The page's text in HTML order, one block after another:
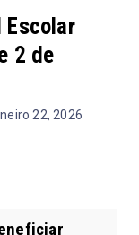
Escolar
2 de
22, 2026